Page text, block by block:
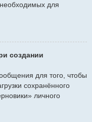
для
создании
для того, чтобы
сохранённого
личного